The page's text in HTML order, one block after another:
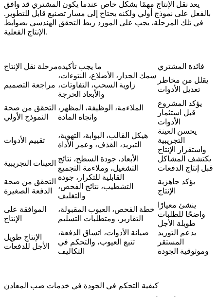
يعد نقل الإنتاج مهمًا بشكل خاص عندما يكون المشتري قد وافق
بالفعل على نموذج أولي ولكنه يحتاج إلى مسار تصنيع قابل للتطوير.
في تلك المرحلة، يجب على المورد ربط التحقق الهندسي بضوابط
الإنتاج الفعلية.
مرحلة نقل الإنتاجما يجب تأكيده فائدة المشتري
مراجعة التصميم
سمك الجدار، الأضلاع، النتوءات،
زاوية السحب، التفاوتات،
والأبعاد الحرجة
يقلل من مخاطر
تعديل الأدوات
التحقق من صحة
النموذج الأولي
الملاءمة، الوظيفة، المظهر،
واتجاه المادة
يؤكد المشروع
قبل استثمار
الأدوات
تقييم الأدوات
هيكل القالب، البوابة، التهوية،
التبريد، القذف، وعمر الأداة
يحسن العينة
التجريبية
واستقرار الإنتاج
العينات التجريبية
الأبعاد، جودة السطح، نتائج
التشغيل، وملاءمة التجميع
يكتشف المشاكل
قبل إنتاج الدفعات
التحقق من صحة
الدفعة الصغيرة
القابلية للتكرار، جودة
التشطيب، نتائج الفحص،
والتغليف
يؤكد جاهزية
الإنتاج
الموافقة على
الإنتاج
خطة الفحص، العيوب المقبولة،
التقارير، ومتطلبات التسليم
ينشئ معيارًا
واضحًا للطلبات
طويلة الأجل
الإنتاج طويل
الأجل للدفعات
صيانة الأدوات، اتساق الدفعة،
تتبع العيوب، والتحكم في
التكاليف
يدعم التوريد
المستقر
وموثوقية الجودة
كيفية التحكم في الجودة في خدمات صب المعادن